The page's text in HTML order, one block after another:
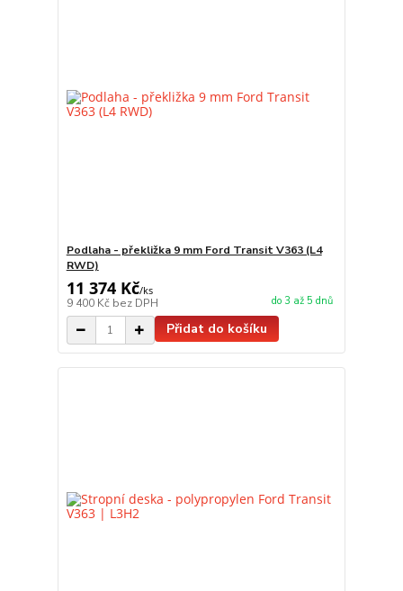
Podlaha - překližka 9 mm Ford Transit V363 (L4
RWD)
11 374 Kč/ks
9 400 Kč bez DPH do 3 až 5 dnů
Přidat do košíku